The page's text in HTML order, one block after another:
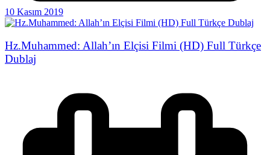
10 Kasım 2019
Hz.Muhammed: Allah’ın Elçisi Filmi (HD) Full Türkçe
Dublaj